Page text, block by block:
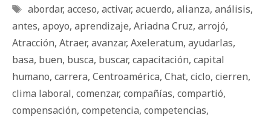
Etiquetas
abordar, acceso, activar, acuerdo, alianza, análisis,
antes, apoyo, aprendizaje, Ariadna Cruz, arrojó,
Atracción, Atraer, avanzar, Axeleratum, ayudarlas,
basa, buen, busca, buscar, capacitación, capital
humano, carrera, Centroamérica, Chat, ciclo, cierren,
clima laboral, comenzar, compañías, compartió,
compensación, competencia, competencias,